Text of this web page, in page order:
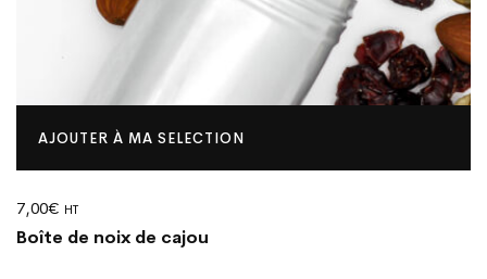
AJOUTER À MA SELECTION
7,00€ HT
Boîte de noix de cajou